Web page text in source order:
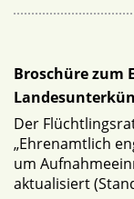
Broschüre zum
Der
„Ehrenamtlich
um
aktualisiert